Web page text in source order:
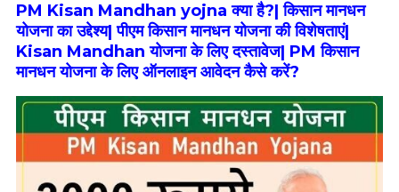
PM Kisan Mandhan yojna क्या है?|किसान मानधन
योजना का उद्देश्य|पीएम किसान मानधन योजना की विशेषताएं|
Kisan Mandhan योजनाकेलिएदस्तावेज| PM किसान
मानधन योजना के लिए ऑनलाइन आवेदन कैसे करें?